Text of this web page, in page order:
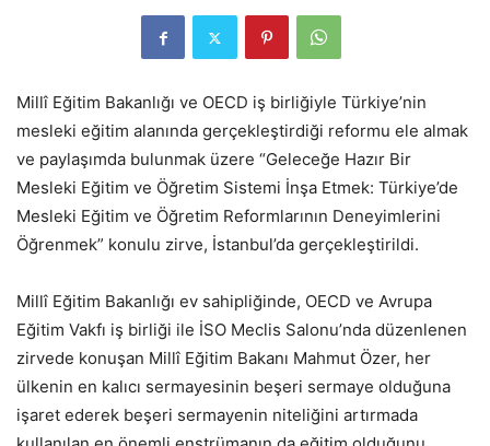
Millî Eğitim Bakanlığı ve OECD iş birliğiyle Türkiye’nin
mesleki eğitim alanında gerçekleştirdiği reformu ele almak
ve paylaşımda bulunmak üzere “Geleceğe Hazır Bir
Mesleki Eğitim ve Öğretim Sistemi İnşa Etmek: Türkiye’de
Mesleki Eğitim ve Öğretim Reformlarının Deneyimlerini
Öğrenmek” konulu zirve, İstanbul’da gerçekleştirildi.
Millî Eğitim Bakanlığı ev sahipliğinde, OECD ve Avrupa
Eğitim Vakfı iş birliği ile İSO Meclis Salonu’nda düzenlenen
zirvede konuşan Millî Eğitim Bakanı Mahmut Özer, her
ülkenin en kalıcı sermayesinin beşeri sermaye olduğuna
işaret ederek beşeri sermayenin niteliğini artırmada